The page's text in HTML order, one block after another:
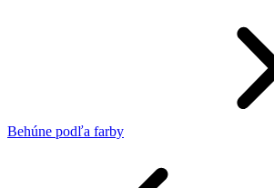
Behúne podľa farby